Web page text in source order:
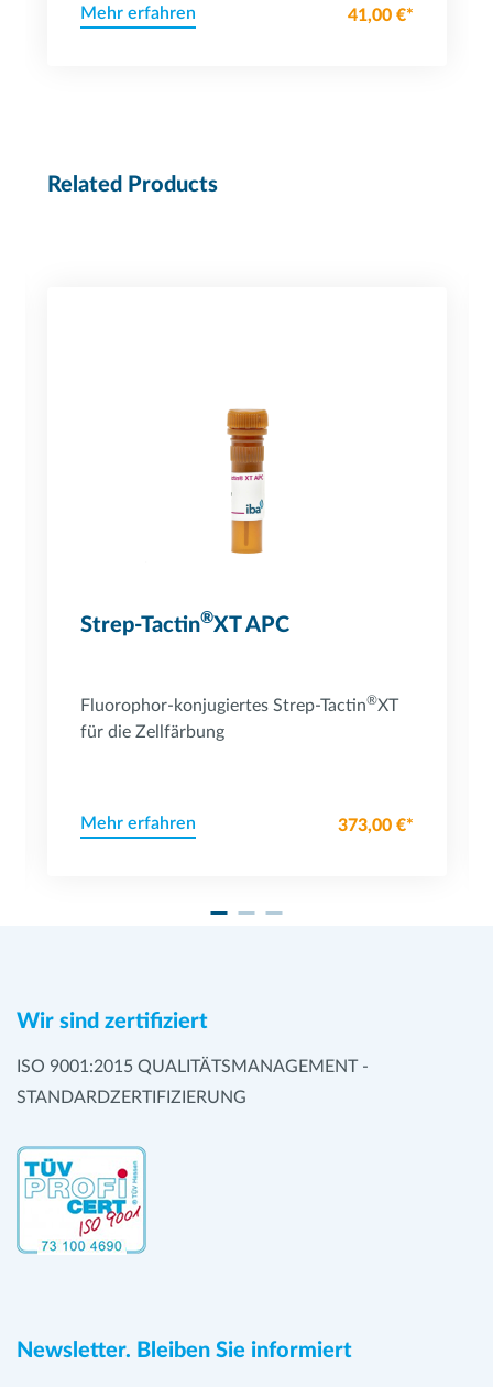
Mehr erfahren 41,00 €*
Related Products
Strep-Tactin®XT APC
Fluorophor-konjugiertes Strep-Tactin®XT
für die Zellfärbung
Mehr erfahren 373,00 €*
Wir sind zertifiziert
ISO 9001:2015 QUALITÄTSMANAGEMENT -
STANDARDZERTIFIZIERUNG
Newsletter. Bleiben Sie informiert